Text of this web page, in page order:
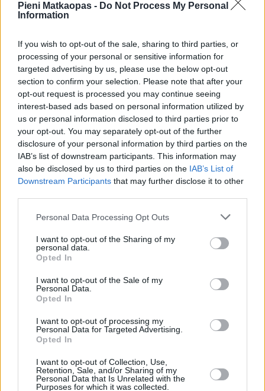
Pieni Matkaopas - Do Not Process My Personal
Information
If you wish to opt-out of the sale, sharing to third parties, or
processing of your personal or sensitive information for
targeted advertising by us, please use the below opt-out
section to confirm your selection. Please note that after your
opt-out request is processed you may continue seeing
interest-based ads based on personal information utilized by
us or personal information disclosed to third parties prior to
your opt-out. You may separately opt-out of the further
disclosure of your personal information by third parties on the
IAB’s list of downstream participants. This information may
also be disclosed by us to third parties on the IAB’s List of
Downstream Participants that may further disclose it to other
Personal Data Processing Opt Outs
I want to opt-out of the Sharing of my
personal data.
Opted In
I want to opt-out of the Sale of my
Personal Data.
Opted In
I want to opt-out of processing my
Personal Data for Targeted Advertising.
Opted In
I want to opt-out of Collection, Use,
Retention, Sale, and/or Sharing of my
Personal Data that Is Unrelated with the
Purposes for which it was collected.
paikat ja nähtävyydet kartalla
Merkittävimpiä nähtävyyksiä
Hampurissa on jonkin verran nähtävyyksiä,
mutta perinteiset nähtävyydet eivät ole siellä
pääosassa. Satama-alueet, Elben
joenrannat, muutama kirkko
näköalatorneineen ja uusi, uraauurtava
arkkitehtuuri, jota siellä näkee
automaattisesti, ovat kaupungin nähtävyyksiä, joihin tulee
siellä ollessa aivan varmasti tutustuttua. >>Merkittävimpiä
nähtävyyksiä
Niille, jotka eivät halua lähteä kaupungin
rajojen ulkopuolelle seikkailemaan, voidaan
suositella paikallisjunamatkaa Blankenesen
jonka kohokohtiin kuuluu yli 4000 portaan
verkosto rautatieaseman ja rannan välillä.
perinteet omaavia mutta edelleenkin dynaamisia
kaupunkeja kuten Bremen ja Lyypekki, tunnin bussi- tai
Museot ja taidegalleriat